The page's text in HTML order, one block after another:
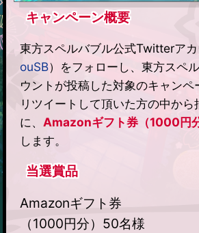
キャンペーン概要
東方スペルバブル公式Twitterア
ouSB）をフォローし、東方スペ
ウントが投稿した対象のキャンペ
リツイートして頂いた方の中か
に、 Amazonギフト券（1000円分
します。
当選賞品
Amazonギフト券
（1000円分）50名様